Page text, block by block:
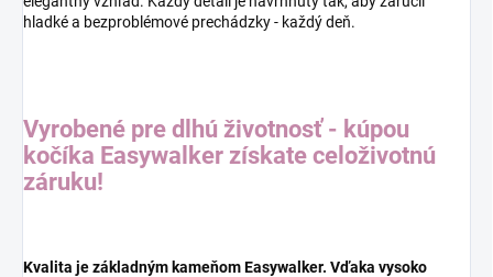
hladké a bezproblémové prechádzky - každý deň.
Vyrobené pre dlhú životnosť - kúpou
kočíka Easywalker získate celoživotnú
záruku!
Kvalita je základným kameňom Easywalker. Vďaka vysoko